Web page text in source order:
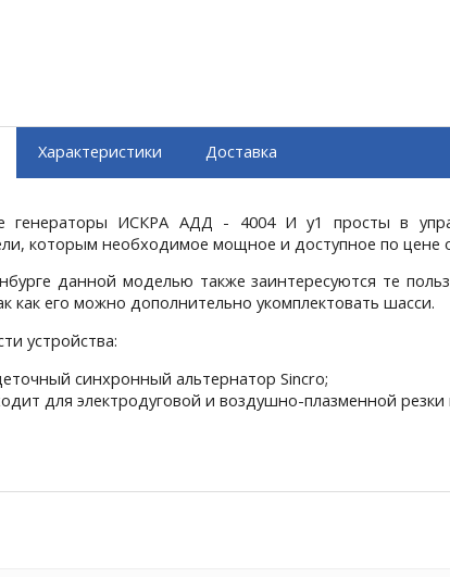
Характеристики Доставка
генераторы ИСКРА АДД - 4004 И у1 просты в
которым необходимое мощное и доступное по цене
данной моделью также заинтересуются те
как его можно дополнительно укомплектовать шасси.
устройства:
синхронный альтернатор Sincro;
для электродуговой и воздушно-плазменной резки